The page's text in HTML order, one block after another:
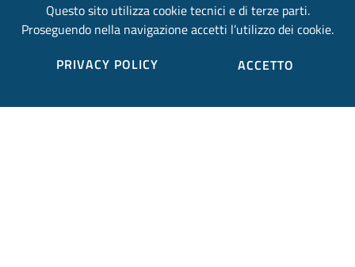
Credits
Questo sito utilizza cookie tecnici e di terze parti.
Proseguendo nella navigazione accetti l’utilizzo dei cookie.
PRIVACY POLICY
ACCETTO